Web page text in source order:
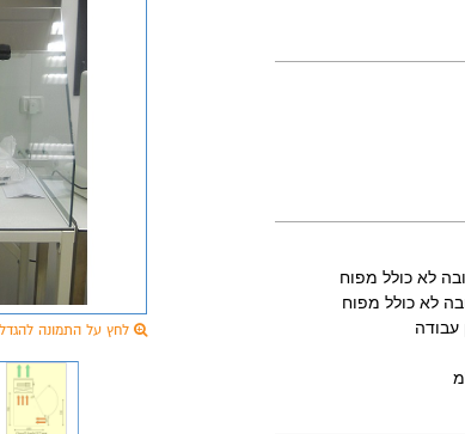
עבודה
לחץ על התמונה